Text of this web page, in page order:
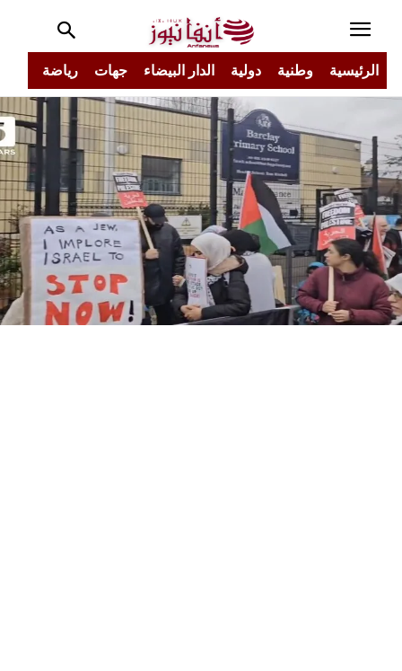
الرئيسية وطنية دولية الدار البيضاء جهات رياضة